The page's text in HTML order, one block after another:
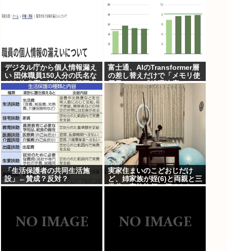
デジタル庁から個人情報漏え
い 団体職員150人分の氏名な
どを他省庁へ誤送付、第三者
に転送なし
富士通、AIのTransformer層
の差し替えだけで「メモリ使
用量1/10」「処理速度475
倍」になる魔改造を発表
「生活保護者の共同生活施
設」←賛成？反対？
実家住まいのこどおじだけ
ど、姉家族が姪(6)と両親と三
世代で家族旅行に行くらしい